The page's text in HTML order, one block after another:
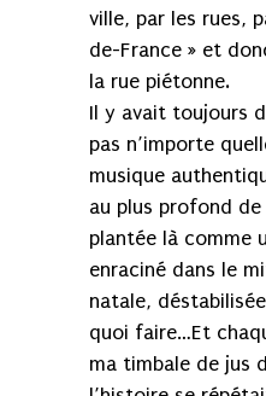
ville, par les rues,
de-France » et
la rue piétonne.
Il y avait toujours
pas n’importe
musique
au plus profond
plantée là comme
enraciné dans le
natale,
quoi faire…Et
ma timbale de jus